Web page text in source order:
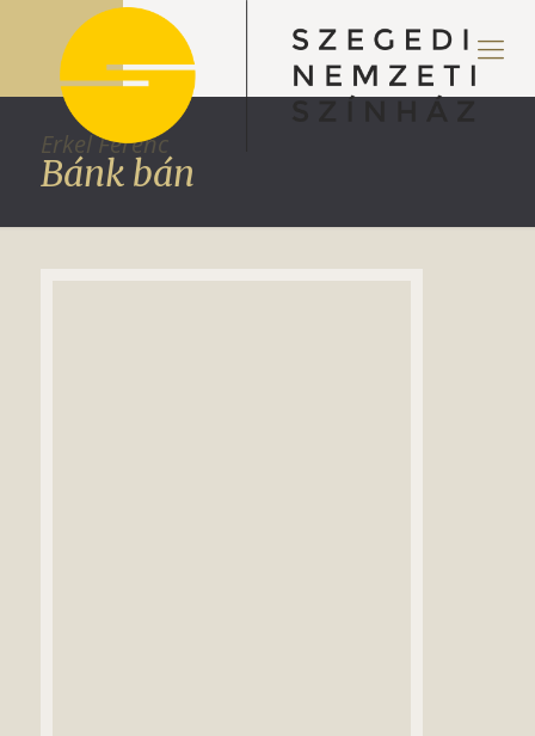
Erkel Ferenc
Bánk bán